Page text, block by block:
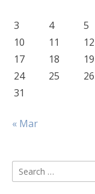
3
4 5
10
11 12
17
18 19
24
25 26
31
« Mar
Search
for: